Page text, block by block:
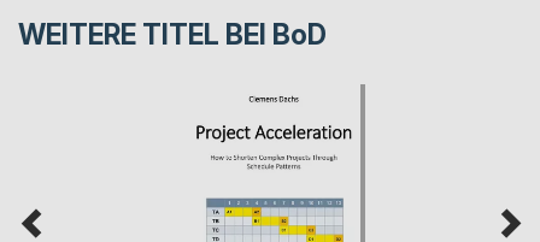
WEITERE TITEL BEI BoD